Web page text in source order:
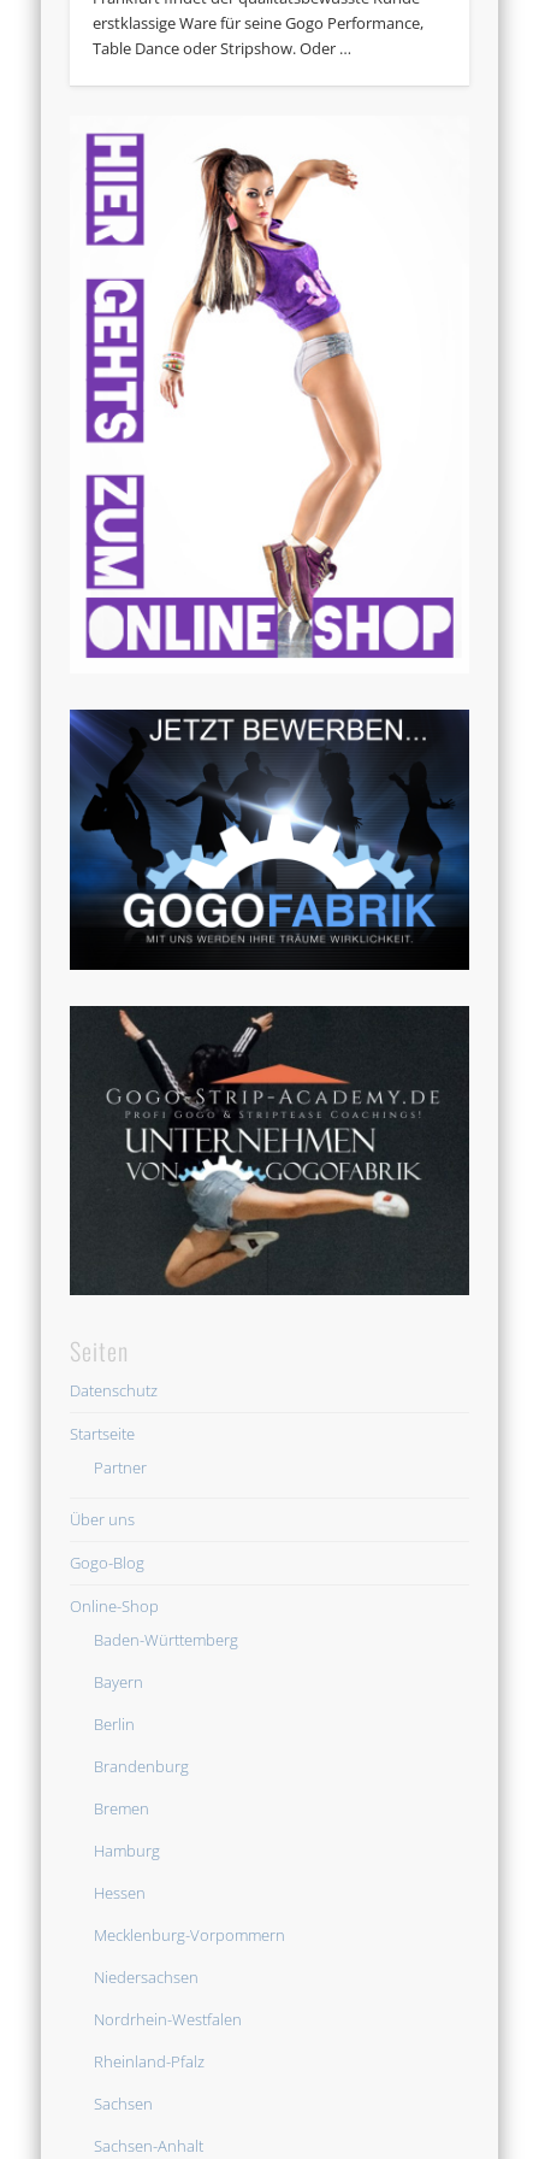
erstklassige Ware für seine Gogo Performance,
Table Dance oder Stripshow. Oder …
Seiten
Datenschutz
Startseite
Partner
Über uns
Gogo-Blog
Online-Shop
Baden-Württemberg
Bayern
Berlin
Brandenburg
Bremen
Hamburg
Hessen
Mecklenburg-Vorpommern
Niedersachsen
Nordrhein-Westfalen
Rheinland-Pfalz
Sachsen
Sachsen-Anhalt